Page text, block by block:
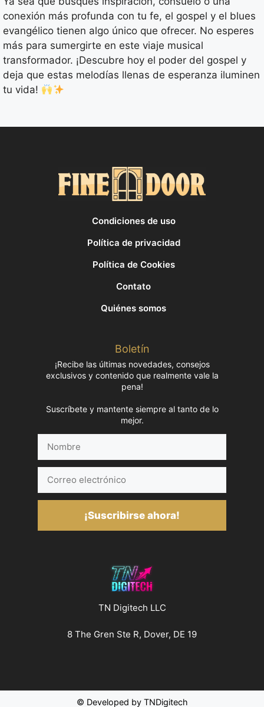
conexión más profunda con tu fe, el gospel y el blues
evangélico tienen algo único que ofrecer. No esperes
más para sumergirte en este viaje musical
transformador. ¡Descubre hoy el poder del gospel y
deja que estas melodías llenas de esperanza iluminen
tu vida!
Condiciones de uso
Política de privacidad
Política de Cookies
Contato
Quiénes somos
Boletín
¡Recibe las últimas novedades, consejos
exclusivos y contenido que realmente vale la
pena!
Suscríbete y mantente siempre al tanto de lo
mejor.
electrónico
¡Suscribirse ahora!
TN Digitech LLC
8 The Gren Ste R, Dover, DE 19